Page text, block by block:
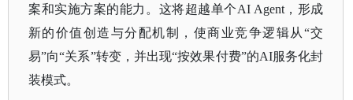
案和实施方案的能力。这将超越单个AI Agent，形成
新的价值创造与分配机制，使商业竞争逻辑从“交
易”向“关系”转变，并出现“按效果付费”的AI服务化封
装模式。